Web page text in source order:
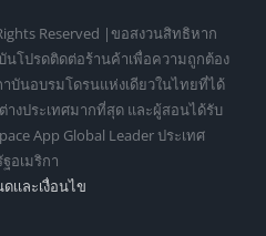
Reserved |ขอสงวนสิทธิหาก
โปรดติดต่อร้านค้าเพื่อความถูกต้อง
าบันอบรมโดรนแห่งเดียวในไทยที่ได้
งประเทศมากที่สุด และผู้สอนได้รับ
App Global Leader ประเทศ
อเมริกา
เเละเงื่อนไข